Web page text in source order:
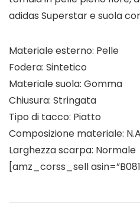
adidas Superstar e suola
Materiale esterno: Pelle
Fodera: Sintetico
Materiale suola: Gomma
Chiusura: Stringata
Tipo di tacco: Piatto
Composizione materiale:
Larghezza scarpa: Normale
[amz_corss_sell